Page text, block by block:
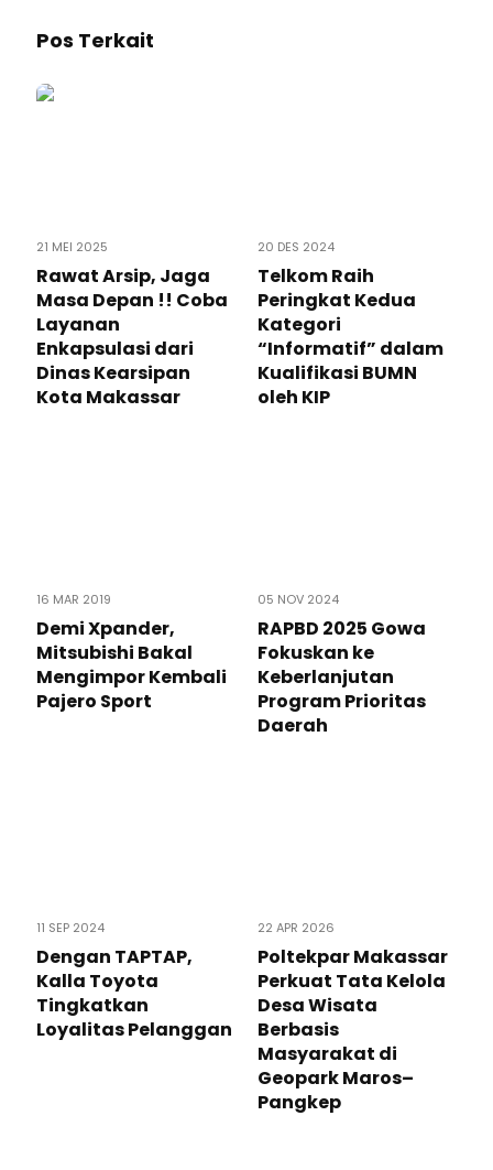
Pos Terkait
21 MEI 2025
Rawat Arsip, Jaga
Masa Depan !! Coba
Layanan
Enkapsulasi dari
Dinas Kearsipan
Kota Makassar
20 DES 2024
Telkom Raih
Peringkat Kedua
Kategori
“Informatif” dalam
Kualifikasi BUMN
oleh KIP
16 MAR 2019
Demi Xpander,
Mitsubishi Bakal
Mengimpor Kembali
Pajero Sport
05 NOV 2024
RAPBD 2025 Gowa
Fokuskan ke
Keberlanjutan
Program Prioritas
Daerah
11 SEP 2024
Dengan TAPTAP,
Kalla Toyota
Tingkatkan
Loyalitas Pelanggan
22 APR 2026
Poltekpar Makassar
Perkuat Tata Kelola
Desa Wisata
Berbasis
Masyarakat di
Geopark Maros–
Pangkep